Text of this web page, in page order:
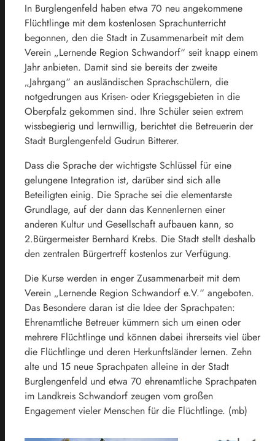
In Burglengenfeld haben etwa 70 neu angekommene
Flüchtlinge mit dem kostenlosen Sprachunterricht
begonnen, den die Stadt in Zusammenarbeit mit dem
Verein „Lernende Region Schwandorf“ seit knapp einem
Jahr anbieten. Damit sind sie bereits der zweite
„Jahrgang“ an ausländischen Sprachschülern, die
notgedrungen aus Krisen- oder Kriegsgebieten in die
Oberpfalz gekommen sind. Ihre Schüler seien extrem
wissbegierig und lernwillig, berichtet die Betreuerin der
Stadt Burglengenfeld Gudrun Bitterer.
Dass die Sprache der wichtigste Schlüssel für eine
gelungene Integration ist, darüber sind sich alle
Beteiligten einig. Die Sprache sei die elementarste
Grundlage, auf der dann das Kennenlernen einer
anderen Kultur und Gesellschaft aufbauen kann, so
2.Bürgermeister Bernhard Krebs. Die Stadt stellt deshalb
den zentralen Bürgertreff kostenlos zur Verfügung.
Die Kurse werden in enger Zusammenarbeit mit dem
Verein „Lernende Region Schwandorf e.V.“ angeboten.
Das Besondere daran ist die Idee der Sprachpaten:
Ehrenamtliche Betreuer kümmern sich um einen oder
mehrere Flüchtlinge und können dabei ihrerseits viel über
die Flüchtlinge und deren Herkunftsländer lernen. Zehn
alte und 15 neue Sprachpaten alleine in der Stadt
Burglengenfeld und etwa 70 ehrenamtliche Sprachpaten
im Landkreis Schwandorf zeugen vom großen
Engagement vieler Menschen für die Flüchtlinge. (mb)